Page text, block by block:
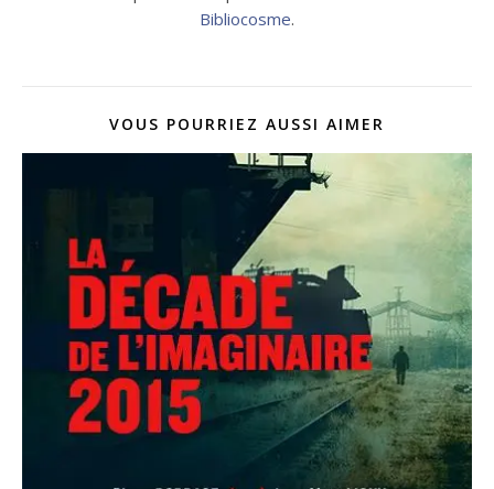
Bibliocosme.
VOUS POURRIEZ AUSSI AIMER